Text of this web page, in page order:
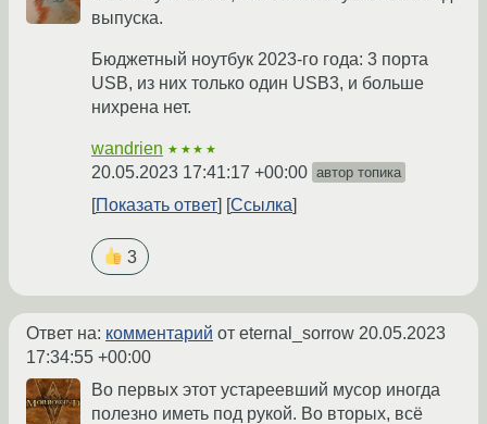
выпуска.
Бюджетный ноутбук 2023-го года: 3 порта
USB, из них только один USB3, и больше
нихрена нет.
wandrien ★★★★
20.05.2023 17:41:17 +00:00 автор топика
Показать ответ Ссылка
3
Ответ на: комментарий от eternal_sorrow 20.05.2023
17:34:55 +00:00
Во первых этот устареевший мусор иногда
полезно иметь под рукой. Во вторых, всё